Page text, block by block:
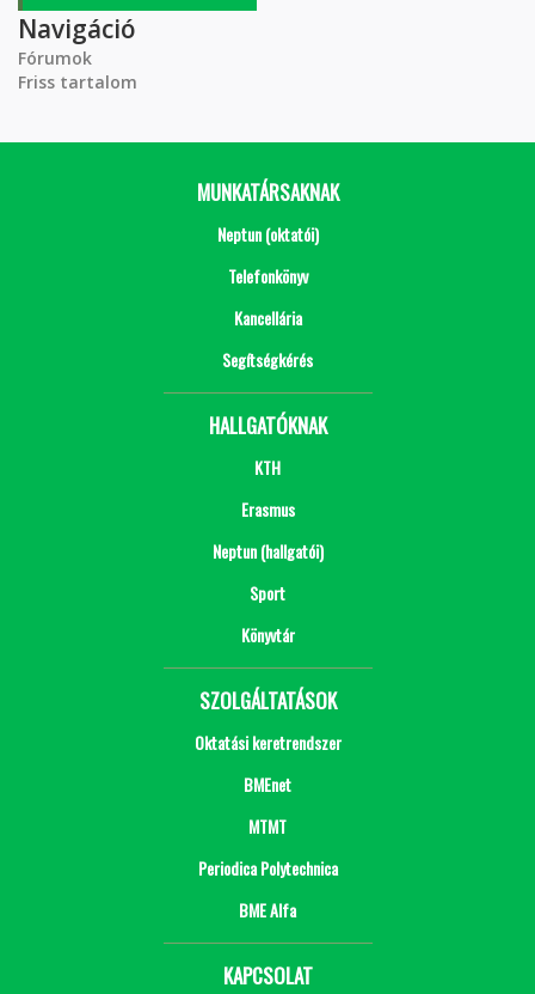
Navigáció
Fórumok
Friss tartalom
MUNKATÁRSAKNAK
Neptun (oktatói)
Telefonkönyv
Kancellária
Segítségkérés
HALLGATÓKNAK
KTH
Erasmus
Neptun (hallgatói)
Sport
Könyvtár
SZOLGÁLTATÁSOK
Oktatási keretrendszer
BMEnet
MTMT
Periodica Polytechnica
BME Alfa
KAPCSOLAT